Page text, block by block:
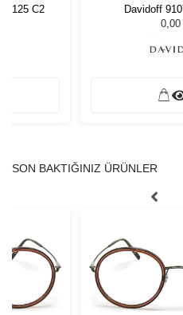
C2
Davidoff
0,00
SON BAKTIĞINIZ ÜRÜNLER